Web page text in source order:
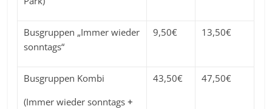
Busgruppen „Immer wieder
sonntags“
9,50€ 13,50€
Busgruppen Kombi
(Immer wieder sonntags+
43,50€ 47,50€